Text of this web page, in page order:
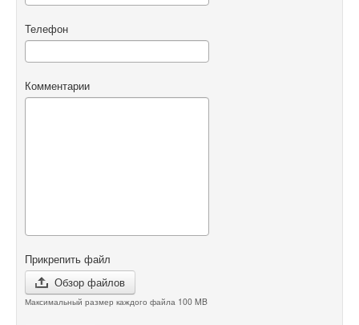
Телефон
Комментарии
Прикрепить файл
Обзор файлов
Максимальный размер каждого файла 100 MB